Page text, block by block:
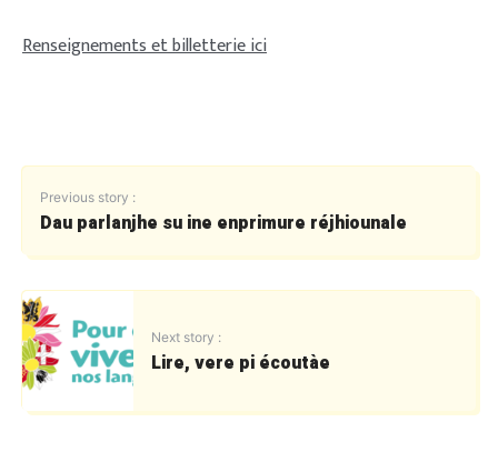
Renseignements et billetterie ici
Previous story :
Dau parlanjhe su ine enprimure réjhiounale
Next story :
Lire, vere pi écoutàe